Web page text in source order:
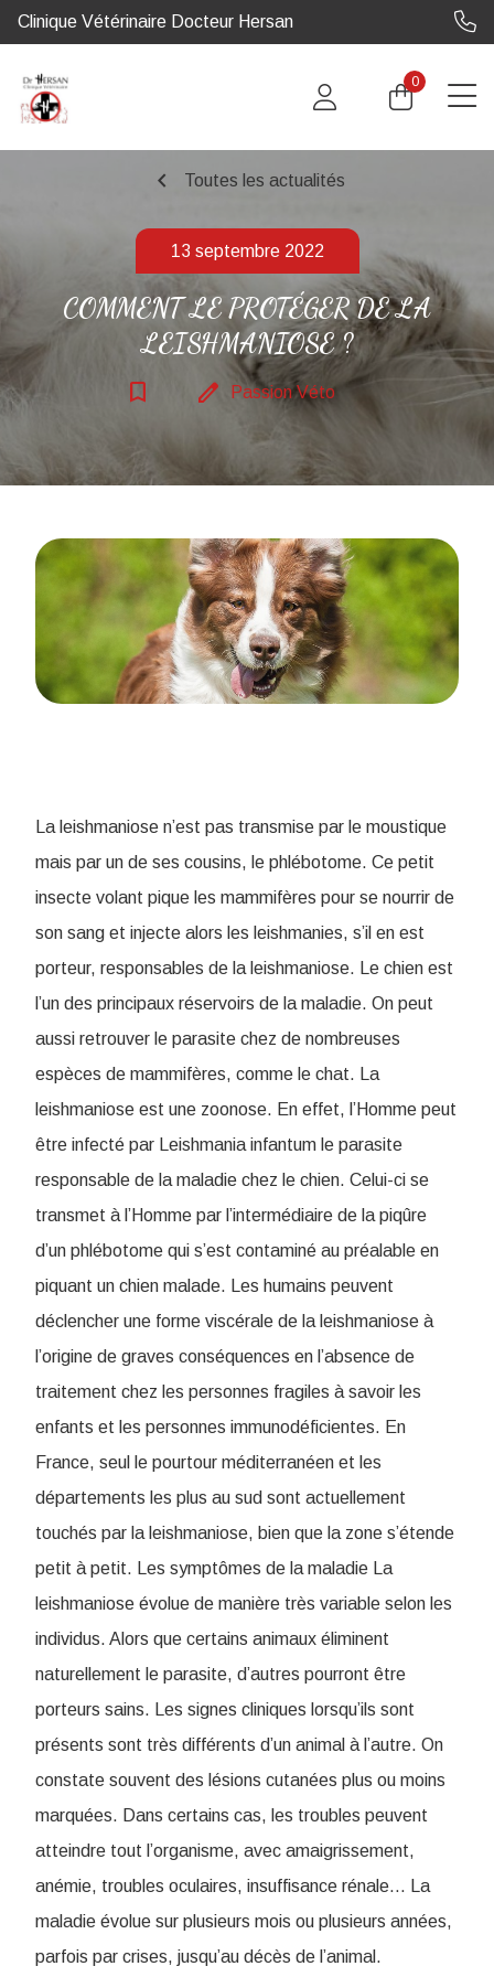
Clinique Vétérinaire Docteur Hersan
0
chevron_left Toutes les actualités
13 septembre 2022
COMMENT LE PROTÉGER DE LA
LEISHMANIOSE ?
bookmark_border edit Passion Véto
La leishmaniose n’est pas transmise par le moustique
mais par un de ses cousins, le phlébotome. Ce petit
insecte volant pique les mammifères pour se nourrir de
son sang et injecte alors les leishmanies, s’il en est
porteur, responsables de la leishmaniose. Le chien est
l’un des principaux réservoirs de la maladie. On peut
aussi retrouver le parasite chez de nombreuses
espèces de mammifères, comme le chat. La
leishmaniose est une zoonose. En effet, l’Homme peut
être infecté par Leishmania infantum le parasite
responsable de la maladie chez le chien. Celui-ci se
transmet à l’Homme par l’intermédiaire de la piqûre
d’un phlébotome qui s’est contaminé au préalable en
piquant un chien malade. Les humains peuvent
déclencher une forme viscérale de la leishmaniose à
l’origine de graves conséquences en l’absence de
traitement chez les personnes fragiles à savoir les
enfants et les personnes immunodéficientes. En
France, seul le pourtour méditerranéen et les
départements les plus au sud sont actuellement
touchés par la leishmaniose, bien que la zone s’étende
petit à petit. Les symptômes de la maladie La
leishmaniose évolue de manière très variable selon les
individus. Alors que certains animaux éliminent
naturellement le parasite, d’autres pourront être
porteurs sains. Les signes cliniques lorsqu’ils sont
présents sont très différents d’un animal à l’autre. On
constate souvent des lésions cutanées plus ou moins
marquées. Dans certains cas, les troubles peuvent
atteindre tout l’organisme, avec amaigrissement,
anémie, troubles oculaires, insuffisance rénale… La
maladie évolue sur plusieurs mois ou plusieurs années,
parfois par crises, jusqu’au décès de l’animal.